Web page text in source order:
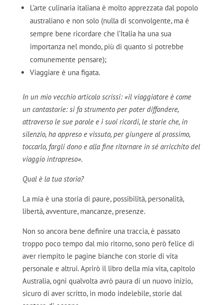
L’arte culinaria italiana è molto apprezzata dal popolo
australiano e non solo (nulla di sconvolgente, ma è
sempre bene ricordare che l’Italia ha una sua
importanza nel mondo, più di quanto si potrebbe
comunemente pensare);
Viaggiare è una figata.
In un mio vecchio articolo scrissi: «il viaggiatore è come
un cantastorie: si fa strumento per poter diffondere,
attraverso le sue parole e i suoi ricordi, le storie che, in
silenzio, ha appreso e vissuto, per giungere al prossimo,
toccarlo, fargli dono e alla fine ritornare in sé arricchito del
viaggio intrapreso».
Qual è la tua storia?
La mia è una storia di paure, possibilità, personalità,
libertà, avventure, mancanze, presenze.
Non so ancora bene definire una traccia, è passato
troppo poco tempo dal mio ritorno, sono però felice di
aver riempito le pagine bianche con storie di vita
personale e altrui. Aprirò il libro della mia vita, capitolo
Australia, ogni qualvolta avrò paura di un nuovo inizio,
sicuro di aver scritto, in modo indelebile, storie dal